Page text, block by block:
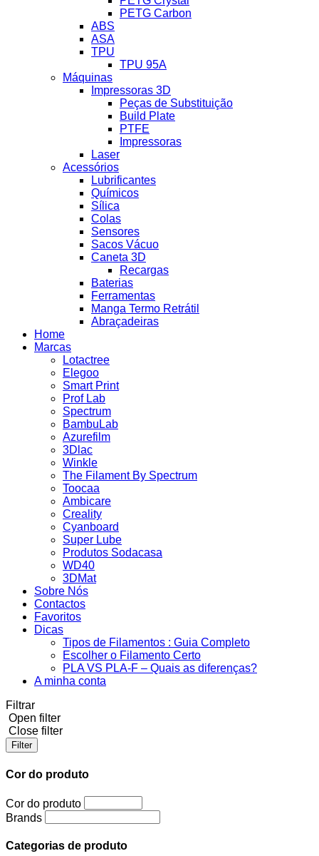
PETG Carbon
ABS
ASA
TPU
TPU 95A
Máquinas
Impressoras 3D
Peças de Substituição
Build Plate
PTFE
Impressoras
Laser
Acessórios
Lubrificantes
Químicos
Sílica
Colas
Sensores
Sacos Vácuo
Caneta 3D
Recargas
Baterias
Ferramentas
Manga Termo Retrátil
Abraçadeiras
Home
Marcas
Lotactree
Elegoo
Smart Print
Prof Lab
Spectrum
BambuLab
Azurefilm
3Dlac
Winkle
The Filament By Spectrum
Toocaa
Ambicare
Creality
Cyanboard
Super Lube
Produtos Sodacasa
WD40
3DMat
Sobre Nós
Contactos
Favoritos
Dicas
Tipos de Filamentos : Guia Completo
Escolher o Filamento Certo
PLA VS PLA-F – Quais as diferenças?
A minha conta
Filtrar
Open filter
Close filter
Filter
Cor do produto
Cor do produto
Brands
Categorias de produto